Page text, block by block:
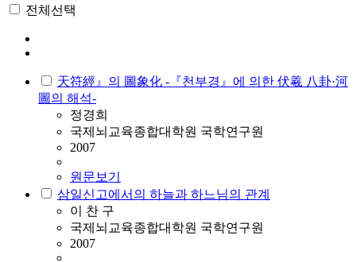
전체선택
天符經』의 圖象化 -『천부경』에 의한 伏羲 八卦·河
圖의 해석-
정경희
국제뇌교육종합대학원 국학연구원
2007
원문보기
삼일신고에서의 하늘과 하느님의 관계
이 찬 구
국제뇌교육종합대학원 국학연구원
2007